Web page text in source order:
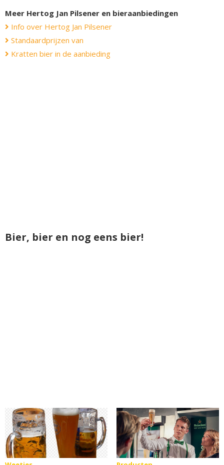
Meer Hertog Jan Pilsener en bieraanbiedingen
Info over Hertog Jan Pilsener
Standaardprijzen van
Kratten bier in de aanbieding
Bier, bier en nog eens bier!